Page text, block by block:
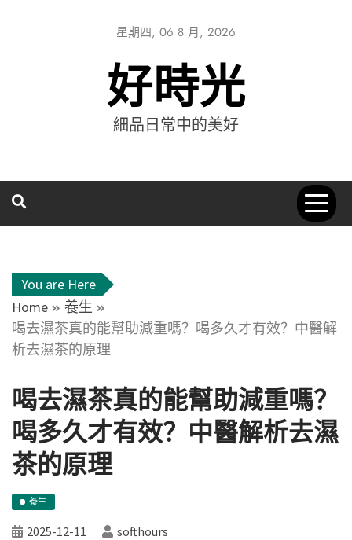
星期四, 06 8 月, 2026
好時光
細品日常中的美好
You are Here
Home
養生
喝去濕茶真的能幫助減重嗎？喝多久才有效？中醫解
析去濕茶的原理
喝去濕茶真的能幫助減重嗎？
喝多久才有效？中醫解析去濕
茶的原理
養生
2025-12-11 softhours